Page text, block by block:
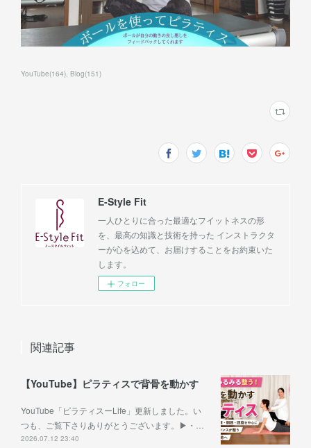
YouTube(164) Blog(151)
E-Style Fit
一人ひとりに合った最適なフイットネスの形
を、最高の知識と技術を持った インストラクタ
ーが心を込めて、お届けすることをお約束いた
します。
フォロー
関連記事
【YouTube】ピラティスで背骨を動かす
YouTube「ピラティスーLife」更新しました。い
つも、ご覧下さりありがとうございます。▶︎・…
2026.07.12 23:40